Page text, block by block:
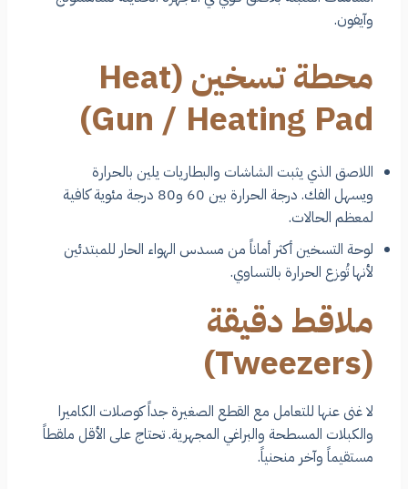
وآيفون.
محطة تسخين (Heat
Gun / Heating Pad)
اللاصق الذي يثبت الشاشات والبطاريات يلين بالحرارة
ويسهل الفك. درجة الحرارة بين 60 و80 درجة مئوية كافية
لمعظم الحالات.
لوحة التسخين أكثر أماناً من مسدس الهواء الحار للمبتدئين
لأنها تُوزع الحرارة بالتساوي.
ملاقط دقيقة
(Tweezers)
لا غنى عنها للتعامل مع القطع الصغيرة جداً كوصلات الكاميرا
والكبلات المسطحة والبراغي المجهرية. تحتاج على الأقل ملقطاً
مستقيماً وآخر منحنياً.